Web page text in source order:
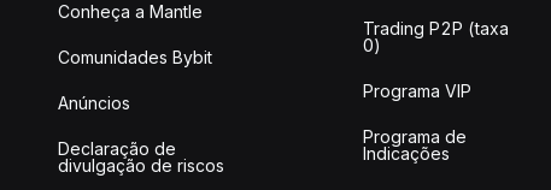
Conheça a Mantle
Comunidades Bybit
Anúncios
Declaração de
divulgação de riscos
Trading P2P (taxa
0)
Programa VIP
Programa de
Indicações